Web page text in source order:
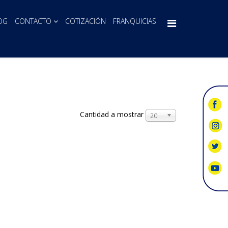
CONTACTO COTIZACIÓN FRANQUICIAS
Cantidad a mostrar 20